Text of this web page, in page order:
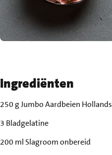
Ingrediënten
250 g Jumbo Aardbeien Hollands
3 Bladgelatine
200 ml Slagroom onbereid